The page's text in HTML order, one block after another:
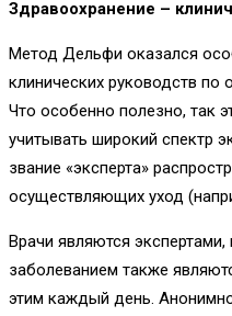
Здравоохранение –
Метод Дельфи оказался
клинических руководств
Что особенно полезно, так
учитывать широкий спектр
звание «эксперта»
осуществляющих уход
Врачи являются
заболеванием также
этим каждый день.